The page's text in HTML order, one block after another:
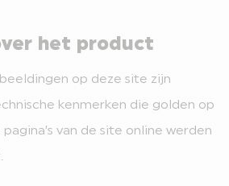
het product
op deze site zijn
kenmerken die golden op
van de site online werden